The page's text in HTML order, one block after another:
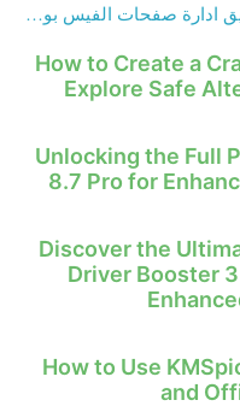
تطبيق ادارة صفحات الفيس بوك و 14 ميزة لاستخدامه!
How to Create a
Explore Safe
Unlocking the Full
8.7 Pro for
Discover the
Driver Booster
How to Use
and